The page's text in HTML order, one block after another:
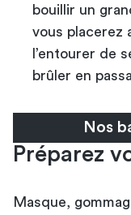
bouillir un
vous placerez
l’entourer de
brûler en
Nos
Préparez
Masque,